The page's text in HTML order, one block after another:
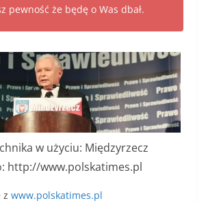
pewność że będę o Was dbał.
w użyciu: Międzyrzecz
http://www.polskatimes.pl
z www.polskatimes.pl